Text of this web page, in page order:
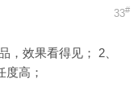
33#
效果看得见； 2、
高；